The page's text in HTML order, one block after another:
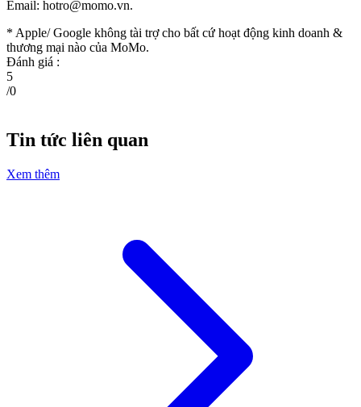
Email: hotro@momo.vn.
* Apple/ Google không tài trợ cho bất cứ hoạt động kinh doanh &
thương mại nào của MoMo.
Đánh giá :
5
/0
Tin tức liên quan
Xem thêm